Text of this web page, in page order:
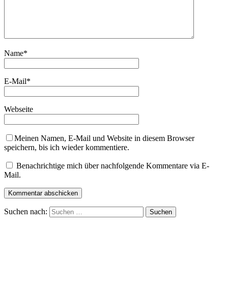
Name*
E-Mail*
Webseite
Meinen Namen, E-Mail und Website in diesem Browser
speichern, bis ich wieder kommentiere.
Benachrichtige mich über nachfolgende Kommentare via E-
Mail.
Suchen nach: